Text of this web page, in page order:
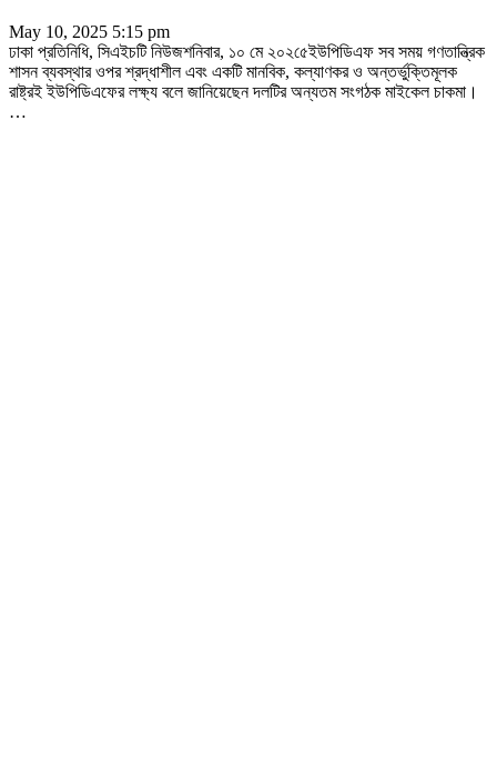
May 10, 2025 5:15 pm
ঢাকা প্রতিনিধি, সিএইচটি নিউজশনিবার, ১০ মে ২০২৫েইউপিডিএফ সব সময় গণতান্ত্রিক
শাসন ব্যবস্থার ওপর শ্রদ্ধাশীল এবং একটি মানবিক, কল্যাণকর ও অন্তর্ভুক্তিমূলক
রাষ্ট্রই ইউপিডিএফের লক্ষ্য বলে জানিয়েছেন দলটির অন্যতম সংগঠক মাইকেল চাকমা।
…